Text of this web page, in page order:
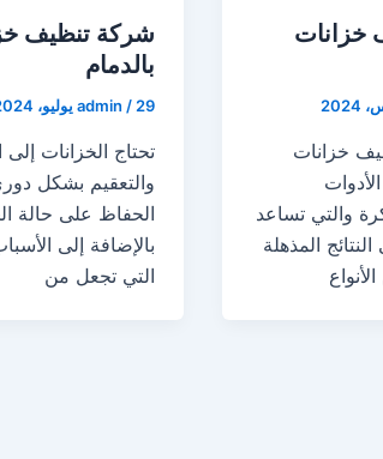
خزانات
خزانات
والتي تساعد
المذهلة
شركة تنظيف
بالدمام
admin /29 يوليو، 2024
تحتاج الخزانات
والتعقيم بشكل
الحفاظ على حالة
بالإضافة إلى
التي تجعل من